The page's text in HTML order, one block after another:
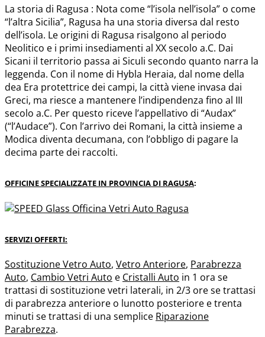
La storia di Ragusa : Nota come “l’isola nell’isola” o come
“l’altra Sicilia”, Ragusa ha una storia diversa dal resto
dell’isola. Le origini di Ragusa risalgono al periodo
Neolitico e i primi insediamenti al XX secolo a.C. Dai
Sicani il territorio passa ai Siculi secondo quanto narra la
leggenda. Con il nome di Hybla Heraia, dal nome della
dea Era protettrice dei campi, la città viene invasa dai
Greci, ma riesce a mantenere l’indipendenza fino al III
secolo a.C. Per questo riceve l’appellativo di “Audax”
(“l’Audace”). Con l’arrivo dei Romani, la città insieme a
Modica diventa decumana, con l’obbligo di pagare la
decima parte dei raccolti.
OFFICINE SPECIALIZZATE IN PROVINCIA DI RAGUSA:
SERVIZI OFFERTI:
Sostituzione Vetro Auto, Vetro Anteriore, Parabrezza
Auto, Cambio Vetri Auto e Cristalli Auto in 1 ora se
trattasi di sostituzione vetri laterali, in 2/3 ore se trattasi
di parabrezza anteriore o lunotto posteriore e trenta
minuti se trattasi di una semplice Riparazione
Parabrezza.